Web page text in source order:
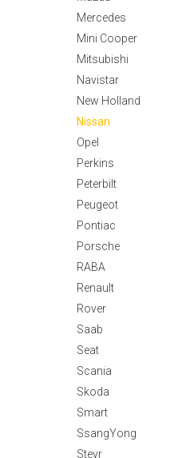
Mercedes
Mini Cooper
Mitsubishi
Navistar
New Holland
Nissan
Opel
Perkins
Peterbilt
Peugeot
Pontiac
Porsche
RABA
Renault
Rover
Saab
Seat
Scania
Skoda
Smart
SsangYong
Steyr